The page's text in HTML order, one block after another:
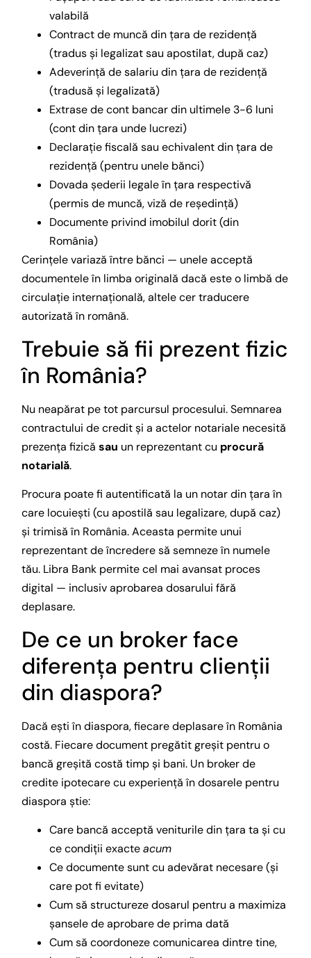
valabilă
Contract de muncă din țara de rezidență
(tradus și legalizat sau apostilat, după caz)
Adeverință de salariu din țara de rezidență
(tradusă și legalizată)
Extrase de cont bancar din ultimele 3-6 luni
(cont din țara unde lucrezi)
Declarație fiscală sau echivalent din țara de
rezidență (pentru unele bănci)
Dovada șederii legale în țara respectivă
(permis de muncă, viză de reședință)
Documente privind imobilul dorit (din
România)
Cerințele variază între bănci — unele acceptă
documentele în limba originală dacă este o limbă de
circulație internațională, altele cer traducere
autorizată în română.
Trebuie să fii prezent fizic
în România?
Nu neapărat pe tot parcursul procesului. Semnarea
contractului de credit și a actelor notariale necesită
prezența fizicăsau un reprezentant cu procură
notarială.
Procura poate fi autentificată la un notar din țara în
care locuiești (cu apostilă sau legalizare, după caz)
și trimisă în România. Aceasta permite unui
reprezentant de încredere să semneze în numele
tău. Libra Bank permite cel mai avansat proces
digital — inclusiv aprobarea dosarului fără
deplasare.
De ce un broker face
diferența pentru clienții
din diaspora?
Dacă ești în diaspora, fiecare deplasare în România
costă. Fiecare document pregătit greșit pentru o
bancă greșită costă timp și bani. Un broker de
credite ipotecare cu experiență în dosarele pentru
diaspora știe:
Care bancă acceptă veniturile din țara ta și cu
ce condiții exacteacum
Ce documente sunt cu adevărat necesare (și
care pot fi evitate)
Cum să structureze dosarul pentru a maximiza
șansele de aprobare de prima dată
Cum să coordoneze comunicarea dintre tine,